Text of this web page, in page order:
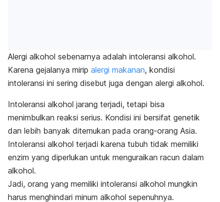
Alergi alkohol sebenarnya adalah intoleransi alkohol.
Karena gejalanya mirip alergi makanan, kondisi
intoleransi ini sering disebut juga dengan alergi alkohol.
Intoleransi alkohol jarang terjadi, tetapi bisa
menimbulkan reaksi serius. Kondisi ini bersifat genetik
dan lebih banyak ditemukan pada orang-orang Asia.
Intoleransi alkohol terjadi karena tubuh tidak memiliki
enzim yang diperlukan untuk menguraikan racun dalam
alkohol.
Jadi, orang yang memiliki intoleransi alkohol mungkin
harus menghindari minum alkohol sepenuhnya.